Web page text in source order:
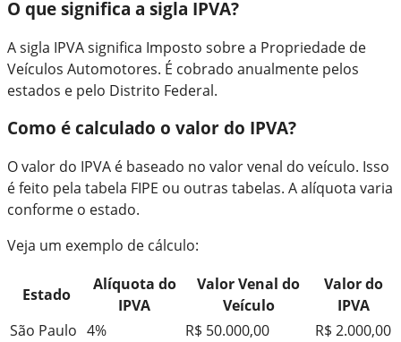
O que significa a sigla IPVA?
A sigla IPVA significa Imposto sobre a Propriedade de
Veículos Automotores. É cobrado anualmente pelos
estados e pelo Distrito Federal.
Como é calculado o valor do IPVA?
O valor do IPVA é baseado no valor venal do veículo. Isso
é feito pela tabela FIPE ou outras tabelas. A alíquota varia
conforme o estado.
Veja um exemplo de cálculo:
Estado
Alíquota do
IPVA
Valor Venal do
Veículo
Valor do
IPVA
São Paulo 4% R$ 50.000,00
R$ 2.000,00